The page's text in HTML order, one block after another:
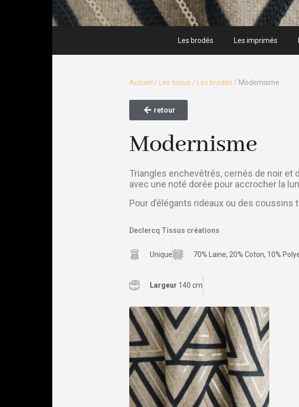
Les brodés Les imprimés
Accueil / Les tissus / Les brodés / Modernisme
retour
Modernisme
Triangles enchevêtrés, cernés de noir et
avec une noté dorée pour accrocher la
Pour d’élégants rideaux ou des coussins
Declercq Tissus créations
Unique 70% Laine, 20% Coton, 10%
Largeur 140 cm